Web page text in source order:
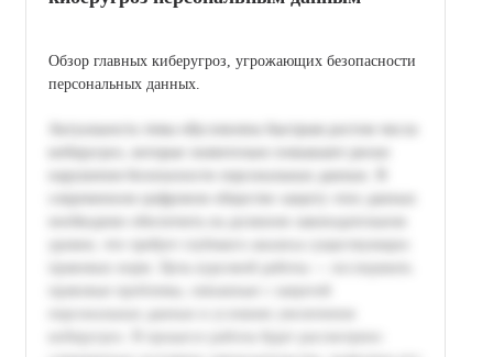
Обзор главных киберугроз, угрожающих безопасности
персональных данных.